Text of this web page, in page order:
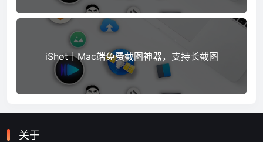
iShot｜Mac端免费截图神器，支持长截图
关于